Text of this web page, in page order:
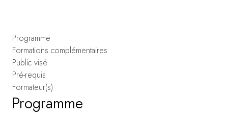
Programme
Formations complémentaires
Public visé
Pré-requis
Formateur(s)
Programme